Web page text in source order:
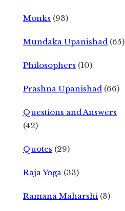
Monks (93)
Mundaka Upanishad (65)
Philosophers (10)
Prashna Upanishad (66)
Questions and Answers
(42)
Quotes (29)
Raja Yoga (33)
Ramana Maharshi (3)